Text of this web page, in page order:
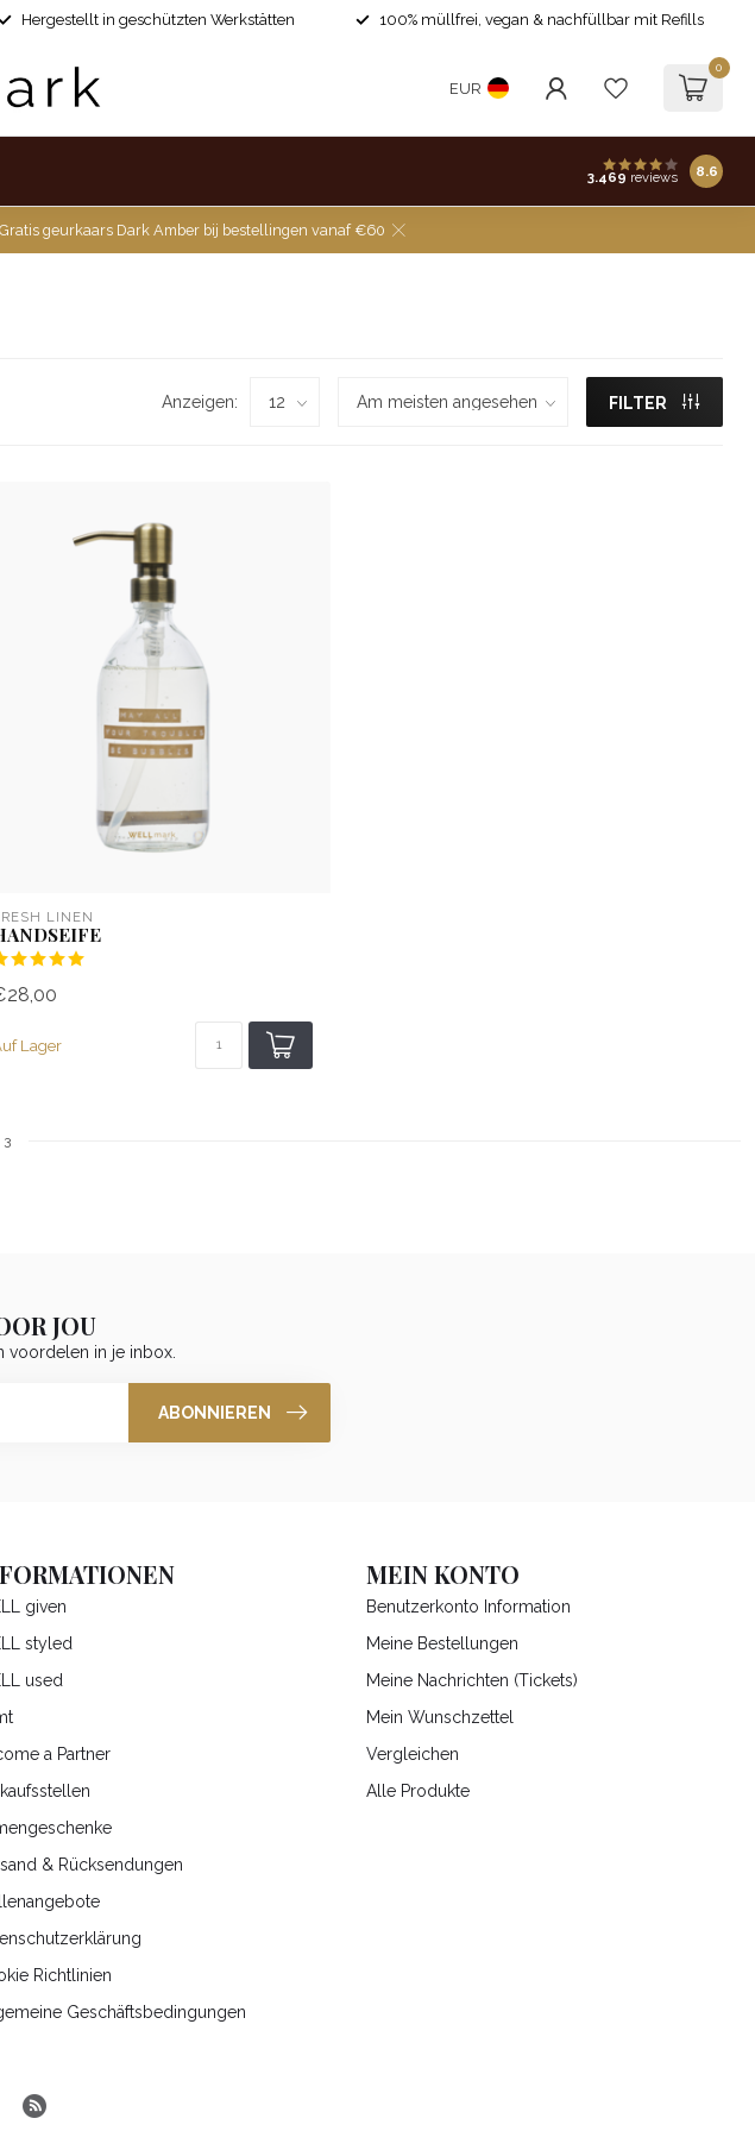
Hergestellt in geschützten Werkstätten 100% müllfrei, vegan & nachfüllbar mit Refills
EUR
0
3.469 reviews 8.6
geurkaars Dark Amber bij bestellingen vanaf €60
Anzeigen: FILTER
LINEN
Lager
JOU
voordelen in je inbox.
ABONNIEREN
given
styled
used
a Partner
& Rücksendungen
Richtlinien
Geschäftsbedingungen
MEIN KONTO
Benutzerkonto Information
Meine Bestellungen
Meine Nachrichten (Tickets)
Mein Wunschzettel
Vergleichen
Alle Produkte